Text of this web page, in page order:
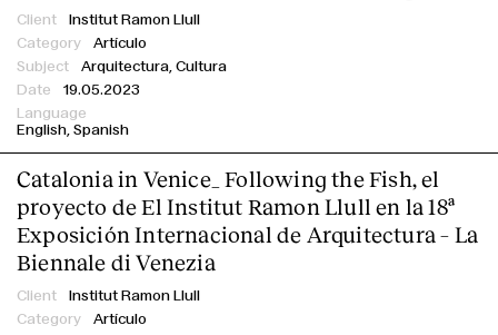
Institut Ramon Llull
Artículo
Arquitectura, Cultura
19.05.2023
English Spanish
Catalonia in Venice_ Following the Fish, el
proyecto de El Institut Ramon Llull en la 18ª
Exposición Internacional de Arquitectura – La
Biennale di Venezia
Institut Ramon Llull
Artículo